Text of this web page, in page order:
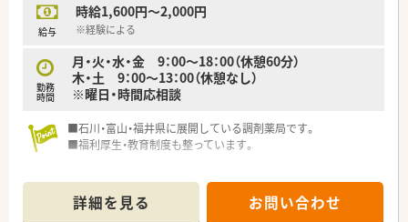
■福井県内に12店舗を展開する県内最大級の地場チェーンであ
り、福井最大手の検査機器商社のグループ会社として抜群の安定
■「安らぎのある空間づくり」をテーマに店舗設計を行ってお
り、最新設備への投資を惜しまず薬剤師が働きやすい環境を整備
しています。
て70代で現役として活躍し続けることが可能な生涯現役を応援
する法人です。
給与
時給1,600円～2,000円
※経験による
勤務
時間
月・火・水・金 9：00～18：00（休憩60分）
木・土 9：00～13：00（休憩なし）
※曜日・時間応相談
■石川・富山・福井県に展開している調剤薬局です。
■福利厚生・教育制度も整っています。
詳細を見る お問い合わせ